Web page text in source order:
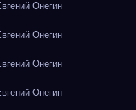
Онегин
Онегин
Онегин
Онегин